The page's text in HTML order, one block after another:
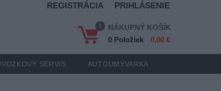
REGISTRÁCIA PRIHLÁSENIE
0
NÁKUPNÝ KOŠÍK
0 Položiek
0,00 €
SERVIS AUTOUMÝVARKA